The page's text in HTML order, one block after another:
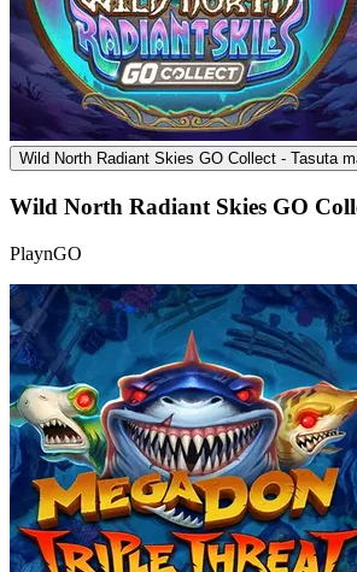
Wild North Radiant Skies GO Collect - Tasuta
Wild North Radiant Skies GO
PlaynGO